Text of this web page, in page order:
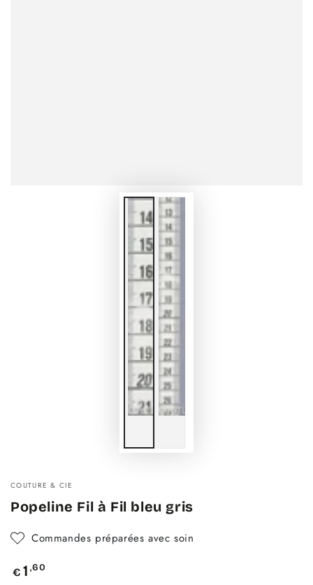
COUTURE & CIE
Popeline Fil à Fil bleu gris
Commandes préparées avec soin
Prix
€ 1 ,60